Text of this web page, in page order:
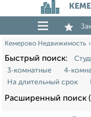
Кемерово Недвижимость
Быстрый поиск:
3‑комнатные
На длительный срок
Расширенный поиск